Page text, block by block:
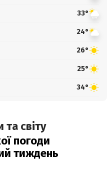
33°
24°
26°
25°
34°
світу
погоди
тиждень